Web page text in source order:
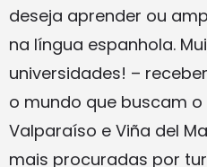
deseja aprender ou
na língua espanhola.
universidades! –
o mundo que buscam
Valparaíso e Viña del
mais procuradas por